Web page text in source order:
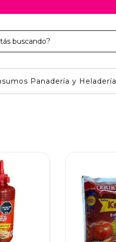
Panadería y Heladería